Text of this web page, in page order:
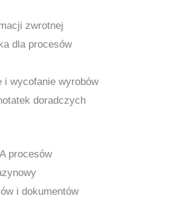
zwrotnej
dla procesów
i wycofanie wyrobów
doradczych
procesów
i dokumentów